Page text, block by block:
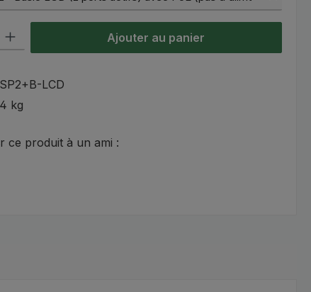
: Entrez la quantité souhaitée ou utilisez les boutons pour
Ajouter au panier
SP2+B-LCD
kg
ce produit à un ami :